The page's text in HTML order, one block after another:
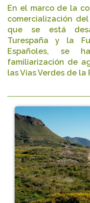
En el marco de la
comercialización
que se está
Turespaña y la
Españoles, se
familiarización de
las Vías Verdes de la